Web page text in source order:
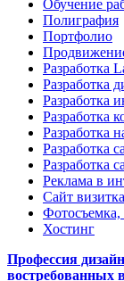
Обучение
Полиграфия
Портфолио
Разработка
Разработка
Разработка
Разработка
Разработка
Разработка
Разработка
Реклама в
Сайт визитка
Фотосъемка,
Хостинг
Профессия
востребованных